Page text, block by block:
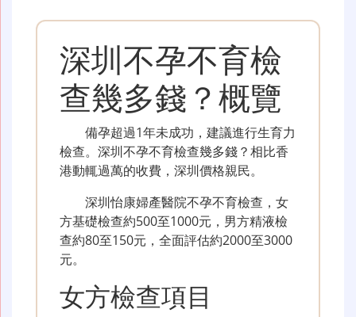
深圳不孕不育檢
查幾多錢？概覽
備孕超過1年未成功，建議進行生育力
檢查。深圳不孕不育檢查幾多錢？相比香
港動輒過萬的收費，深圳價格親民。
深圳怡康婦產醫院不孕不育檢查，女
方基礎檢查約500至1000元，男方精液檢
查約80至150元，全面評估約2000至3000
元。
女方檢查項目